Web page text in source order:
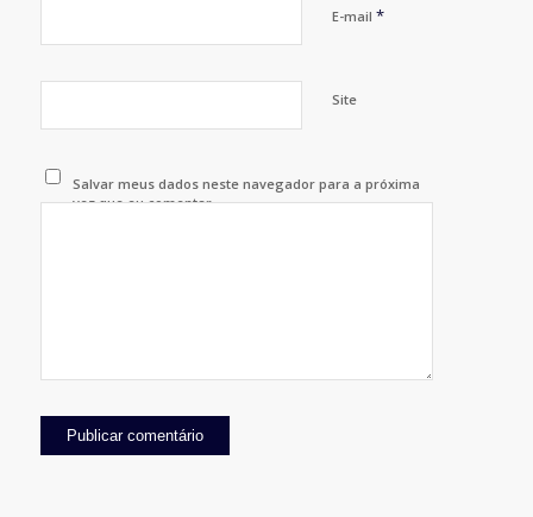
E-mail *
Site
Salvar meus dados neste navegador para a próxima
vez que eu comentar.